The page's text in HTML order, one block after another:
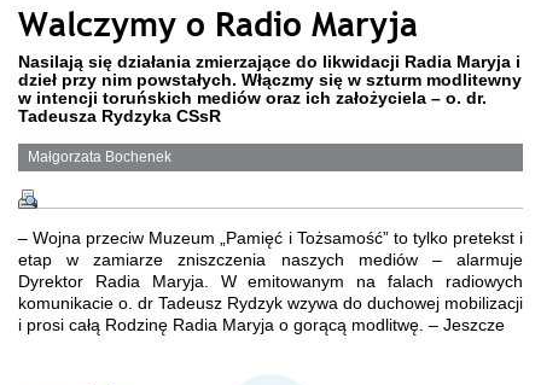
Walczymy o Radio Maryja
Nasilają się działania zmierzające do likwidacji Radia Maryja i
dzieł przy nim powstałych. Włączmy się w szturm modlitewny
w intencji toruńskich mediów oraz ich założyciela – o. dr.
Tadeusza Rydzyka CSsR
Małgorzata Bochenek
– Wojna przeciw Muzeum „Pamięć i Tożsamość” to tylko pretekst i
etap w zamiarze zniszczenia naszych mediów – alarmuje
Dyrektor Radia Maryja. W emitowanym na falach radiowych
komunikacie o. dr Tadeusz Rydzyk wzywa do duchowej mobilizacji
i prosi całą Rodzinę Radia Maryja o gorącą modlitwę. – Jeszcze